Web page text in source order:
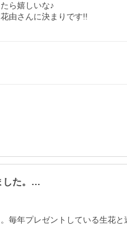
ら嬉しいな♪
由さんに決まりです!!
した。…
毎年プレゼントしている生花